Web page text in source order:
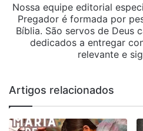
Nossa equipe editorial
Pregador é formada por
Bíblia. São servos de Deus
dedicados a entregar
relevante e
Artigos relacionados